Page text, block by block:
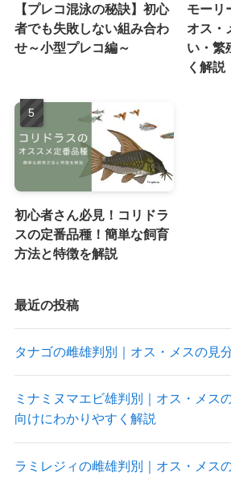
【プレコ混泳の秘訣】初心
者でも失敗しない組み合わ
せ～小型プレコ編～
モーリ
オス・
い・繁
く解説
初心者さん必見！コリドラ
スの定番品種！簡単な飼育
方法と特徴を解説
最近の投稿
タナゴの雌雄判別｜オス・メスの見
ミナミヌマエビ雄判別｜オス・メス
向けにわかりやすく解説
ラミレジィの雌雄判別｜オス・メス